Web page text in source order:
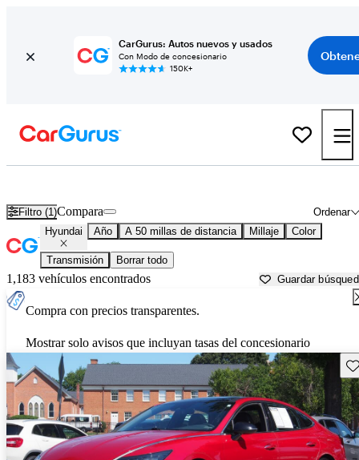
CarGurus: Autos nuevos y usados
Con Modo de concesionario
150K+
Filtro (1) Ordenar
Compara
Hyundai Año A 50 millas de distancia Millaje Color
Transmisión Borrar todo
1,183 vehículos encontrados Guardar
Compra con precios transparentes.
Mostrar solo avisos que incluyan tasas del concesionario